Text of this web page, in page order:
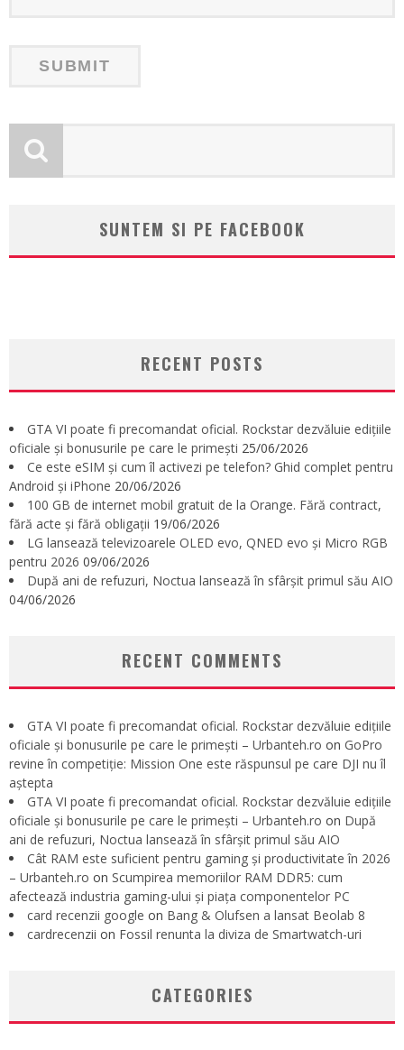
SUNTEM SI PE FACEBOOK
RECENT POSTS
GTA VI poate fi precomandat oficial. Rockstar dezvăluie edițiile
oficiale și bonusurile pe care le primești 25/06/2026
Ce este eSIM și cum îl activezi pe telefon? Ghid complet pentru
Android și iPhone 20/06/2026
100 GB de internet mobil gratuit de la Orange. Fără contract,
fără acte și fără obligații 19/06/2026
LG lansează televizoarele OLED evo, QNED evo și Micro RGB
pentru 2026 09/06/2026
După ani de refuzuri, Noctua lansează în sfârșit primul său AIO
04/06/2026
RECENT COMMENTS
GTA VI poate fi precomandat oficial. Rockstar dezvăluie edițiile
oficiale și bonusurile pe care le primești – Urbanteh.ro on GoPro
revine în competiție: Mission One este răspunsul pe care DJI nu îl
aștepta
GTA VI poate fi precomandat oficial. Rockstar dezvăluie edițiile
oficiale și bonusurile pe care le primești – Urbanteh.ro on După
ani de refuzuri, Noctua lansează în sfârșit primul său AIO
Cât RAM este suficient pentru gaming și productivitate în 2026
– Urbanteh.ro on Scumpirea memoriilor RAM DDR5: cum
afectează industria gaming-ului și piața componentelor PC
card recenzii google on Bang & Olufsen a lansat Beolab 8
cardrecenzii on Fossil renunta la diviza de Smartwatch-uri
CATEGORIES